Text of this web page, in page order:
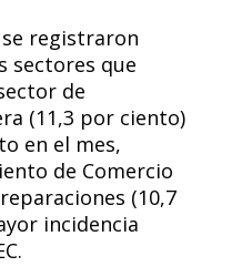
registraron
sectores que
de
(11,3 por ciento)
en el mes,
de Comercio
(10,7
incidencia